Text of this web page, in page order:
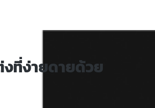
ที่ง่ายดายด้วย